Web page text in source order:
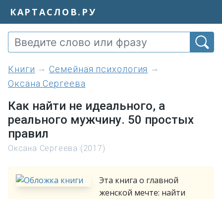
КАРТАСЛОВ.РУ
книги
Семейная психология
Оксана Сергеева
Как найти не идеального, а
реального мужчину. 50 простых
правил
Оксана Сергеева (2017)
Эта книга о главной
женской мечте: найти